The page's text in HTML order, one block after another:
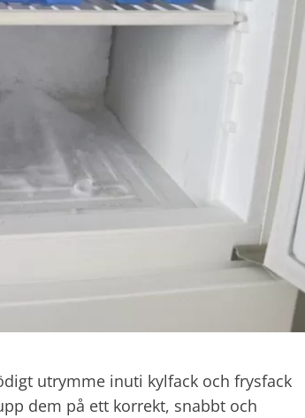
utrymme inuti kylfack och frysfack
dem på ett korrekt, snabbt och